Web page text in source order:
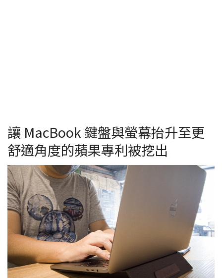
讓 MacBook 鍵盤與螢幕抬升至更
舒適角度的蘋果專利被挖出